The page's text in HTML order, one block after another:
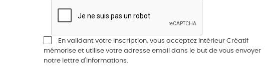
En validant votre inscription, vous acceptez Intérieur Créatif
mémorise et utilise votre adresse email dans le but de vous envoyer
notre lettre d'informations.